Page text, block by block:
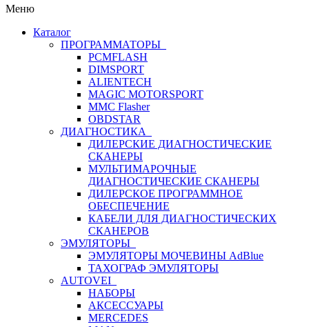
Меню
Каталог
ПРОГРАММАТОРЫ
PCMFLASH
DIMSPORT
ALIENTECH
MAGIC MOTORSPORT
MMC Flasher
OBDSTAR
ДИАГНОСТИКА
ДИЛЕРСКИЕ ДИАГНОСТИЧЕСКИЕ
СКАНЕРЫ
МУЛЬТИМАРОЧНЫЕ
ДИАГНОСТИЧЕСКИЕ СКАНЕРЫ
ДИЛЕРСКОЕ ПРОГРАММНОЕ
ОБЕСПЕЧЕНИЕ
КАБЕЛИ ДЛЯ ДИАГНОСТИЧЕСКИХ
СКАНЕРОВ
ЭМУЛЯТОРЫ
ЭМУЛЯТОРЫ МОЧЕВИНЫ АdBlue
ТАХОГРАФ ЭМУЛЯТОРЫ
AUTOVEI
НАБОРЫ
АКСЕССУАРЫ
MERCEDES